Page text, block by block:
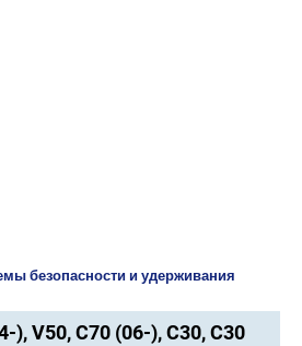
безопасности и удерживания
), V50, C70 (06-), C30, C30